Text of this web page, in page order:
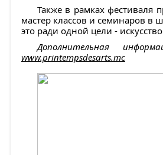
Также в рамках фестиваля
мастер классов и семинаров в
это ради одной цели -
Дополнительная
www.printempsdesarts.mc